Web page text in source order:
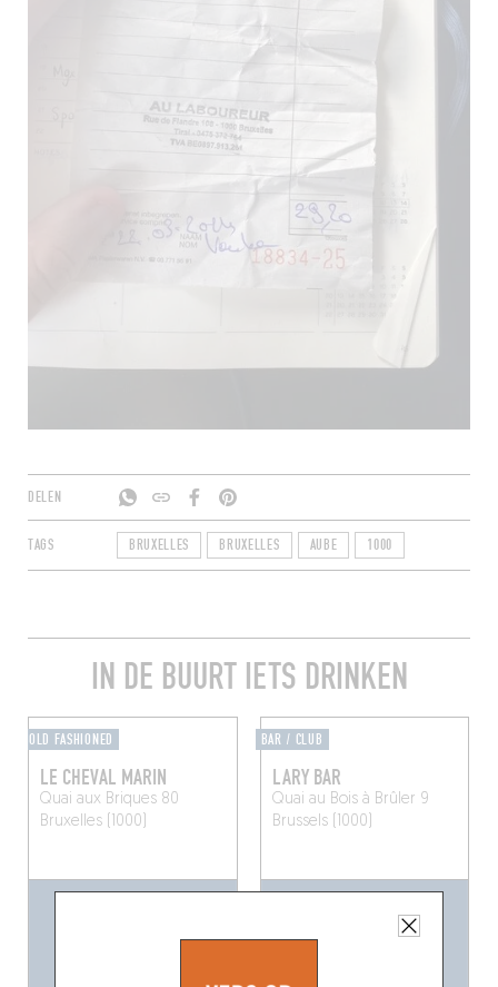
DELEN
TAGS BRUXELLES BRUXELLES AUBE 1000
IN DE BUURT IETS DRINKEN
OLD FASHIONED
LE CHEVAL MARIN
Quai aux Briques 80
Bruxelles (1000)
BAR / CLUB
LARY BAR
Quai au Bois à Brûler 9
Brussels (1000)